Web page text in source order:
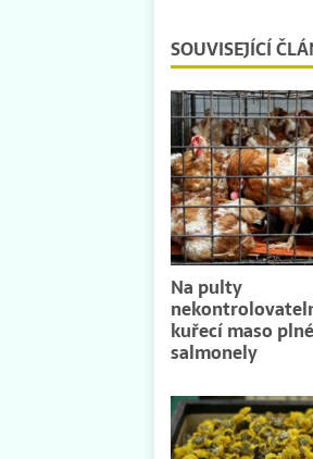
SOUVISEJÍCÍ
Na pulty
kuřecí maso plné
salmonely